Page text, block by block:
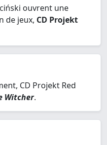
ouvrent une
de jeux, CD Projekt
CD Projekt Red
Witcher.